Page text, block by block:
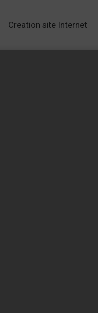
Creation site Internet